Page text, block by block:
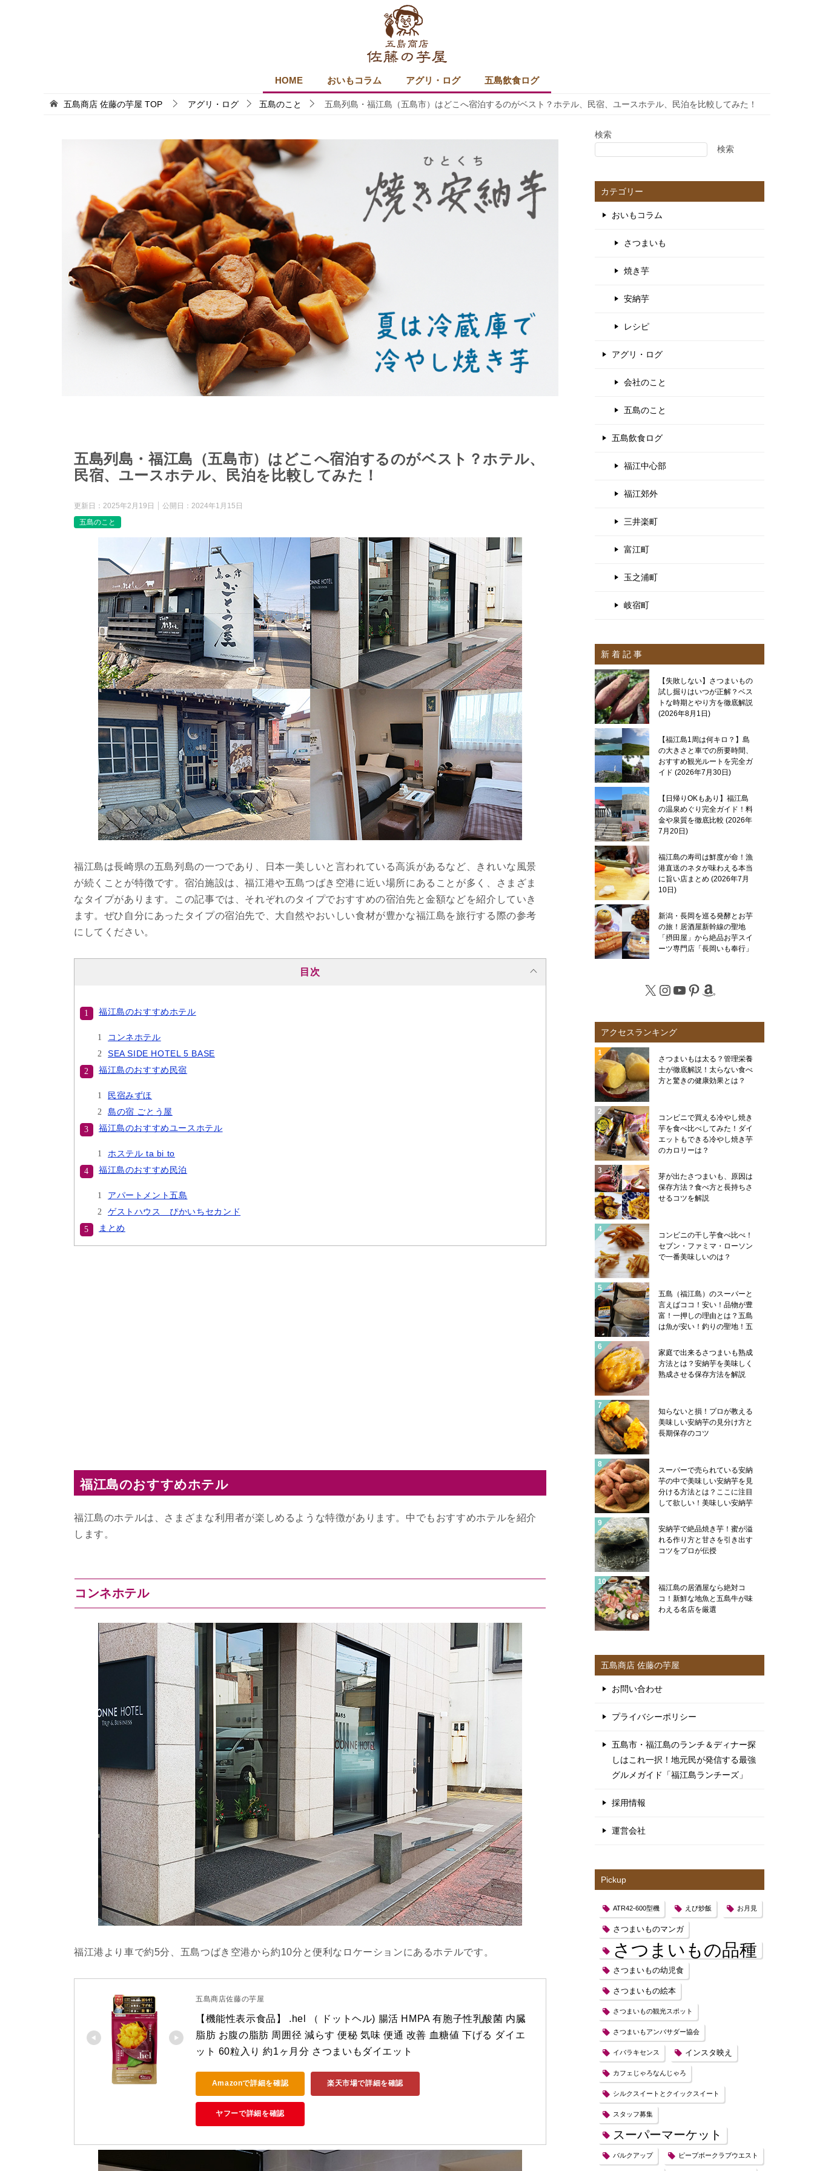
HOME おいもコラム アグリ・ログ 五島飲食ログ
五島商店 佐藤の芋屋 TOP アグリ・ログ 五島のこと 五島列島・福江島（五島市）はどこへ宿泊するのがベスト？ホテル、民宿、ユースホテル、民泊を比較してみた！
五島列島・福江島（五島市）はどこへ宿泊するのがベスト？ホテル、
民宿、ユースホテル、民泊を比較してみた！
更新日： 2025年2月19日 公開日： 2024年1月15日
五島のこと
福江島は長崎県の五島列島の一つであり、日本一美しいと言われている高浜があるなど、きれいな風景
が続くことが特徴です。宿泊施設は、福江港や五島つばき空港に近い場所にあることが多く、さまざま
なタイプがあります。この記事では、それぞれのタイプでおすすめの宿泊先と金額などを紹介していき
ます。ぜひ自分にあったタイプの宿泊先で、大自然やおいしい食材が豊かな福江島を旅行する際の参考
にしてください。
目次
福江島のおすすめホテル
コンネホテル
SEA SIDE HOTEL 5 BASE
福江島のおすすめ民宿
民宿みずほ
島の宿 ごとう屋
福江島のおすすめユースホテル
ホステル ta bi to
福江島のおすすめ民泊
アパートメント五島
ゲストハウス ぴかいちセカンド
まとめ
福江島のおすすめホテル
福江島のホテルは、さまざまな利用者が楽しめるような特徴があります。中でもおすすめホテルを紹介
します。
コンネホテル
福江港より車で約5分、五島つばき空港から約10分と便利なロケーションにあるホテルです。
五島商店佐藤の芋屋
【機能性表示食品】 .hel （ ドットヘル) 腸活 HMPA 有胞子性乳酸菌 内臓
脂肪 お腹の脂肪 周囲径 減らす 便秘 気味 便通 改善 血糖値 下げる ダイエ
ット 60粒入り 約1ヶ月分 さつまいもダイエット
Amazonで詳細を確認 楽天市場で詳細を確認
ヤフーで詳細を確認
検索
検索
カテゴリー
おいもコラム
さつまいも
焼き芋
安納芋
レシピ
アグリ・ログ
会社のこと
五島のこと
五島飲食ログ
福江中心部
福江郊外
三井楽町
富江町
玉之浦町
岐宿町
新 着 記 事
【失敗しない】さつまいもの
試し掘りはいつが正解？ベス
トな時期とやり方を徹底解説
2026年8月1日
【福江島1周は何キロ？】島
の大きさと車での所要時間、
おすすめ観光ルートを完全ガ
イド 2026年7月30日
【日帰りOKもあり】福江島
の温泉めぐり完全ガイド！料
金や泉質を徹底比較 2026年
7月20日
福江島の寿司は鮮度が命！漁
港直送のネタが味わえる本当
に旨い店まとめ 2026年7月
10日
新潟・長岡を巡る発酵とお芋
の旅！居酒屋新幹線の聖地
「摂田屋」から絶品お芋スイ
ーツ専門店「長岡いも奉行」
X Instagram
YouTube
Pinterest
Amazon
アクセスランキング
さつまいもは太る？管理栄養
士が徹底解説！太らない食べ
方と驚きの健康効果とは？
コンビニで買える冷やし焼き
芋を食べ比べしてみた！ダイ
エットもできる冷やし焼き芋
のカロリーは？
芽が出たさつまいも、原因は
保存方法？食べ方と長持ちさ
せるコツを解説
コンビニの干し芋食べ比べ！
セブン・ファミマ・ローソン
で一番美味しいのは？
五島（福江島）のスーパーと
言えばココ！安い！品物が豊
富！一押しの理由とは？五島
は魚が安い！釣りの聖地！五
魚類学者サカナ君の帽子のハ
コフグは五島の郷土料理にあ
ります！
家庭で出来るさつまいも熟成
方法とは？安納芋を美味しく
熟成させる保存方法を解説
知らないと損！プロが教える
美味しい安納芋の見分け方と
長期保存のコツ
スーパーで売られている安納
芋の中で美味しい安納芋を見
分ける方法とは？ここに注目
して欲しい！美味しい安納芋
す！安納芋を美味しく食べる
コツも紹介
安納芋で絶品焼き芋！蜜が溢
れる作り方と甘さを引き出す
コツをプロが伝授
福江島の居酒屋なら絶対コ
コ！新鮮な地魚と五島牛が味
わえる名店を厳選
五島商店 佐藤の芋屋
お問い合わせ
プライバシーポリシー
五島市・福江島のランチ＆ディナー探
しはこれ一択！地元民が発信する最強
グルメガイド「福江島ランチーズ」
採用情報
運営会社
Pickup
ATR42-600型機 えび炒飯 お月見
さつまいものマンガ
さつまいもの品種
さつまいもの幼児食
さつまいもの絵本
さつまいもの観光スポット
さつまいもアンバサダー協会
イバラキセンス インスタ映え
カフェじゃろなんじゃろ
シルクスイートとクイックスイート
スタッフ募集
スーパーマーケット
バルクアップ ピープボークラブウエスト